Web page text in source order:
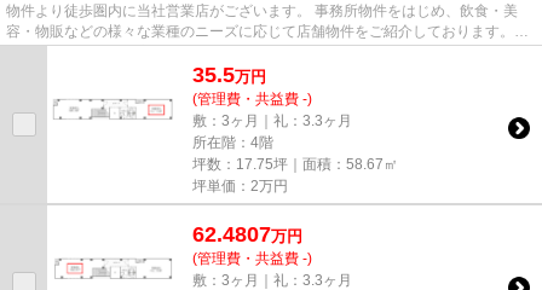
物件より徒歩圏内に当社営業店がございます。 事務所物件をはじめ、飲食・美
容・物販などの様々な業種のニーズに応じて店舗物件をご紹介しております。
尚、弊社ではおとり広告は一切...
35.5万円
(管理費・共益費 -)
敷：3ヶ月｜礼：3.3ヶ月
所在階：4階
坪数：17.75坪｜面積：58.67㎡
坪単価： 2万円
62.4807万円
(管理費・共益費 -)
敷：3ヶ月｜礼：3.3ヶ月